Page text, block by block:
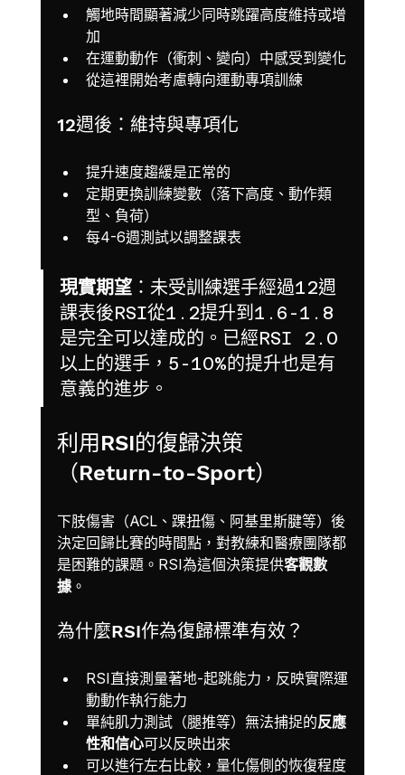
觸地時間顯著減少同時跳躍高度維持或增
加
在運動動作（衝刺、變向）中感受到變化
從這裡開始考慮轉向運動專項訓練
12週後：維持與專項化
提升速度趨緩是正常的
定期更換訓練變數（落下高度、動作類
型、負荷）
每4-6週測試以調整課表
現實期望：未受訓練選手經過12週
課表後RSI從1.2提升到1.6-1.8
是完全可以達成的。已經RSI 2.0
以上的選手，5-10%的提升也是有
意義的進步。
利用RSI的復歸決策
（Return-to-Sport）
下肢傷害（ACL、踝扭傷、阿基里斯腱等）後
決定回歸比賽的時間點，對教練和醫療團隊都
是困難的課題。RSI為這個決策提供客觀數
據。
為什麼RSI作為復歸標準有效？
RSI直接測量著地-起跳能力，反映實際運
動動作執行能力
單純肌力測試（腿推等）無法捕捉的反應
性和信心可以反映出來
可以進行左右比較，量化傷側的恢復程度